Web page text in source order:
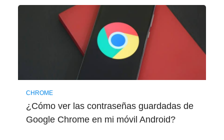
CHROME
¿Cómo ver las contraseñas guardadas de
Google Chrome en mi móvil Android?